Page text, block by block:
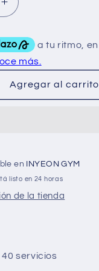
Aumentar
cantidad
para
Dragon
Venom
Pre
workout
40
Agregar al carrito
en INYEON GYM
listo en 24 horas
de la tienda
servicios